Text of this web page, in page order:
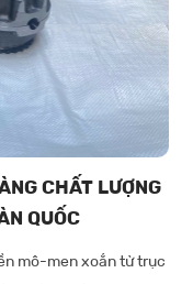
CHẤT LƯỢNG
QUỐC
mô-men xoắn từ trục